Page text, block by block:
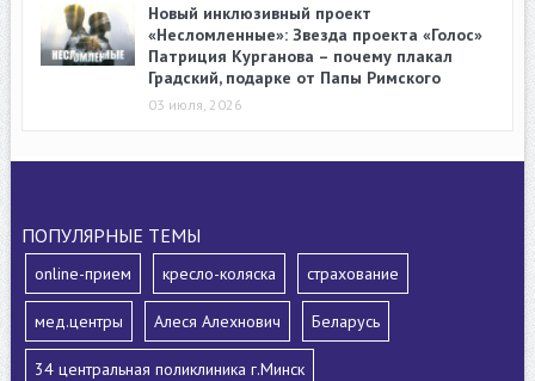
Новый инклюзивный проект
«Несломленные»: Звезда проекта «Голос»
Патриция Курганова – почему плакал
Градский, подарке от Папы Римского
03 июля, 2026
ПОПУЛЯРНЫЕ ТЕМЫ
online-прием кресло-коляска страхование
мед.центры Алеся Алехнович Беларусь
34 центральная поликлиника г.Минск